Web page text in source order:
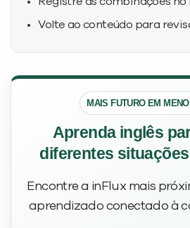
Volte ao conteúdo para
MAIS FUTURO EM
Aprenda inglês
diferentes
Encontre a inFlux mais
aprendizado conectado à